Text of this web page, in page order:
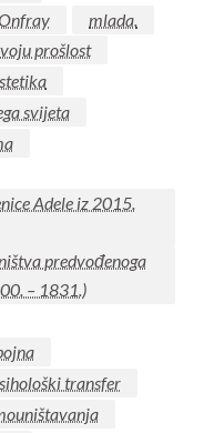
mlada.
prošlost
svijeta
Adele iz 2015.
predvođenoga
– 1831.)
transfer